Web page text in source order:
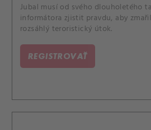
Jubal musí od svého dlouholetého
informátora zjistit pravdu, aby
rozsáhlý teroristický útok.
REGISTROVAŤ